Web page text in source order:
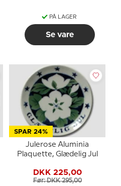
PÅ LAGER
Se vare
SPAR 24%
Julerose Aluminia
Plaquette, Glædelig Jul
DKK 225,00
Før: DKK 295,00